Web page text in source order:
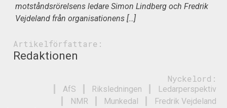
motståndsrörelsens ledare Simon Lindberg och Fredrik
Vejdeland från organisationens […]
Artikelförfattare:
Redaktionen
Nyckelord:
Ledarperspektiv
Riksledningen
AfS
Fredrik Vejdeland
Munkedal
NMR